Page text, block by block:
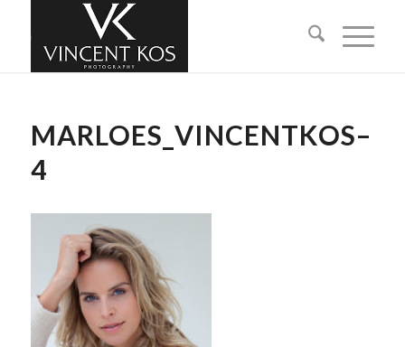
MARLOES_VINCENTKOS–
4